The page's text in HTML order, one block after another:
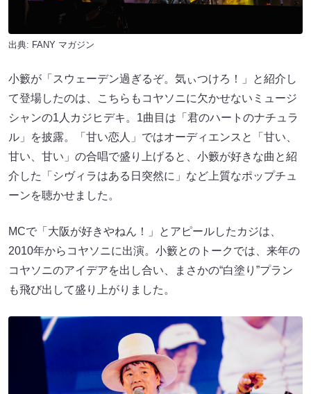
出典: FANY マガジン
小籔が「スウェーデン過ぎるぞ。気ぃつけろ！」と紹介し
て登場したのは、こちらもコヤソニに欠かせないミュージ
シャンの1人カジヒデキ。1曲目は「君のハートのナチュラ
ル」を披露。「甘い恋人」ではオーディエンスと「甘い、
甘い、甘い」の合唱で盛り上げると、小籔が好きな曲と紹
介した「シヴィラはある日突然に」など上質なポップチュ
ーンを聴かせました。
MCで「大阪が好きやねん！」とアピールしたカジは、
2010年からコヤソニに出演。小籔とのトークでは、来年の
コヤソニのアイデアを出し合い、まさかの“白塗り”プラン
も飛び出して盛り上がりました。